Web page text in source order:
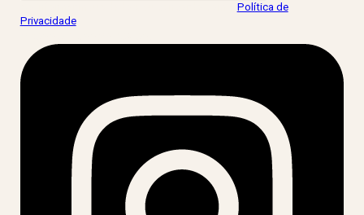
Política de
Privacidade.